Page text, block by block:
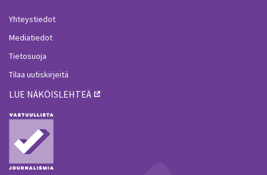
Yhteystiedot
Mediatiedot
Tietosuoja
Tilaa uutiskirjeitä
LUE NÄKÖISLEHTEÄ